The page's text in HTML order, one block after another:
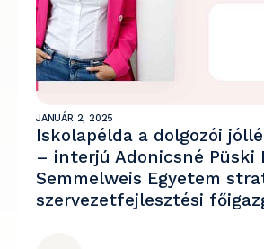
JANUÁR 2, 2025
Iskolapélda a dolgozói
– interjú Adonicsné Püski
Semmelweis Egyetem
szervezetfejlesztési